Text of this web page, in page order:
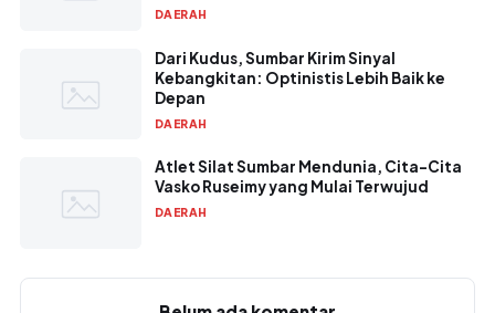
DAERAH
Dari Kudus, Sumbar Kirim Sinyal
Kebangkitan: Optinistis Lebih Baik ke
Depan
DAERAH
Atlet Silat Sumbar Mendunia, Cita-Cita
Vasko Ruseimy yang Mulai Terwujud
DAERAH